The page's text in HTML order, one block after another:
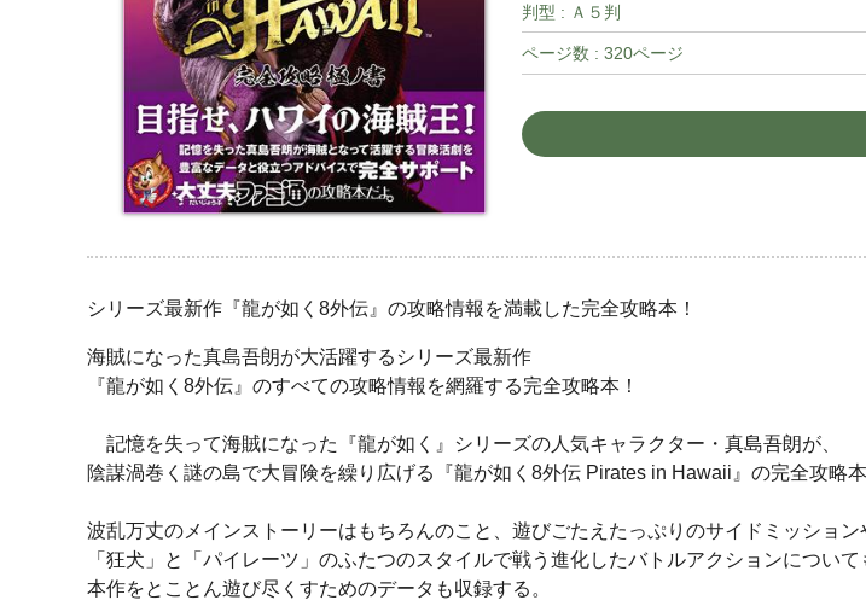
判型 : Ａ５判
ページ数 : 320ページ
シリーズ最新作『龍が如く8外伝』の攻略情報を満載した完全攻略本！
海賊になった真島吾朗が大活躍するシリーズ最新作
『龍が如く8外伝』のすべての攻略情報を網羅する完全攻略本！
記憶を失って海賊になった『龍が如く』シリーズの人気キャラクター・真島吾朗が、
陰謀渦巻く謎の島で大冒険を繰り広げる『龍が如く8外伝 Pirates in Hawaii』の完全攻略本
波乱万丈のメインストーリーはもちろんのこと、遊びごたえたっぷりのサイドミッション
「狂犬」と「パイレーツ」のふたつのスタイルで戦う進化したバトルアクションについて
本作をとことん遊び尽くすためのデータも収録する。